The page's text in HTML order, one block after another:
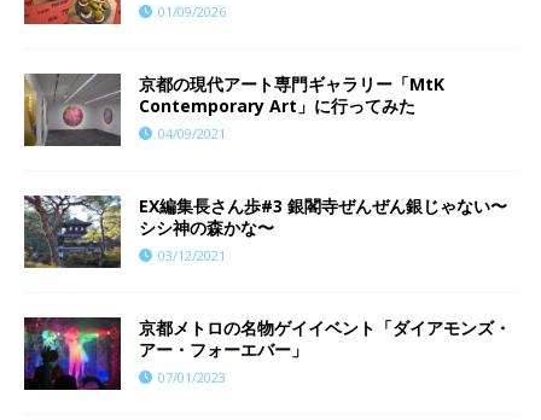
01/09/2026
京都の現代アート専門ギャラリー「MtK
Contemporary Art」に行ってみた
04/09/2021
EX編集長さん歩#3 銀閣寺ぜんぜん銀じゃない〜
シシ神の森かな〜
03/12/2021
京都メトロの名物ゲイイベント「ダイアモンズ・
アー・フォーエバー」
07/01/2023